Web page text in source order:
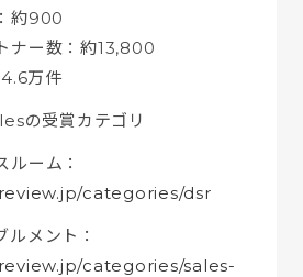
約900
ナー数：約13,800
万件
の受賞カテゴリ
ルーム：
categories/dsr
ルメント：
categories/sales-